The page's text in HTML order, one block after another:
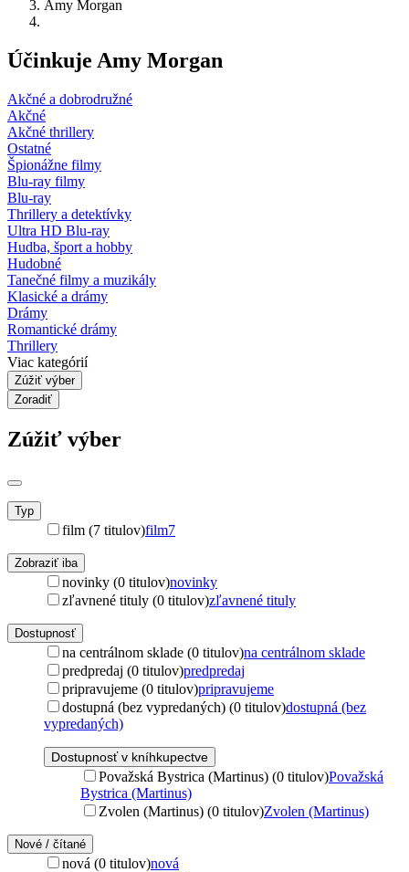
Amy Morgan
Účinkuje Amy Morgan
Akčné a dobrodružné
Akčné
Akčné thrillery
Ostatné
Špionážne filmy
Blu-ray filmy
Blu-ray
Thrillery a detektívky
Ultra HD Blu-ray
Hudba, šport a hobby
Hudobné
Tanečné filmy a muzikály
Klasické a drámy
Drámy
Romantické drámy
Thrillery
Viac kategórií
Zúžiť výber
Zoradiť
Zúžiť výber
Typ
film (7 titulov)film7
Zobraziť iba
novinky (0 titulov)novinky
zľavnené tituly (0 titulov)zľavnené tituly
Dostupnosť
na centrálnom sklade (0 titulov)na centrálnom sklade
predpredaj (0 titulov)predpredaj
pripravujeme (0 titulov)pripravujeme
dostupná (bez vypredaných) (0 titulov)dostupná (bez
vypredaných)
Dostupnosť v kníhkupectve
Považská Bystrica (Martinus) (0 titulov)Považská
Bystrica (Martinus)
Zvolen (Martinus) (0 titulov)Zvolen (Martinus)
Nové / čítané
nová (0 titulov)nová